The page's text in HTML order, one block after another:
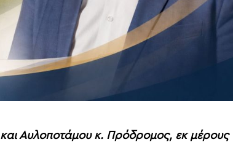
Αυλοποτάμου κ. Πρόδρομος, εκ μέρους
Μεταμορφώσεως του
Σωτήρος
To μωσαϊκό της
Μεταμορφώσεως του
Σωτήρος στη Μονή Σινά